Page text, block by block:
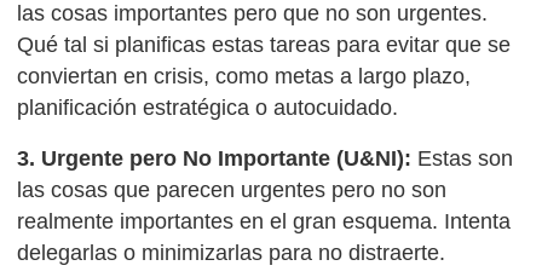
las cosas importantes pero que no son urgentes.
Qué tal si planificas estas tareas para evitar que se
conviertan en crisis, como metas a largo plazo,
planificación estratégica o autocuidado.
3. Urgente pero No Importante (U&NI): Estas son
las cosas que parecen urgentes pero no son
realmente importantes en el gran esquema. Intenta
delegarlas o minimizarlas para no distraerte.